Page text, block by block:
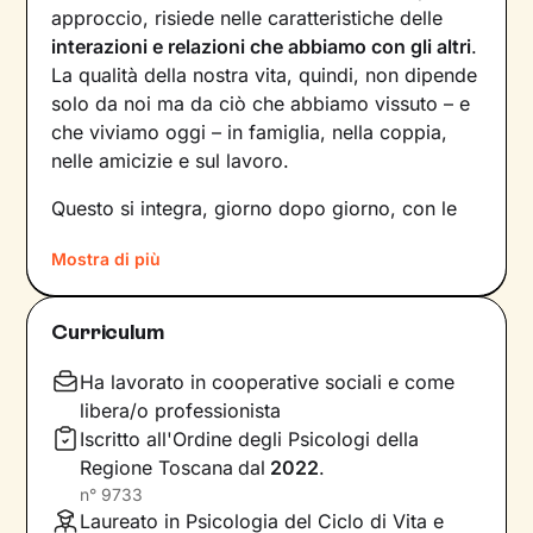
approccio, risiede nelle caratteristiche delle
interazioni e relazioni che abbiamo con gli altri.
La qualità della nostra vita, quindi, non dipende
solo da noi ma da ciò che abbiamo vissuto – e
che viviamo oggi – in famiglia, nella coppia,
nelle amicizie e sul lavoro.
Questo si integra, giorno dopo giorno, con le
influire sulle
comportamentiche mettiamo in atto e sul
modo in cui
noi, con la nostra individualità.
Sul ponte che si crea tra il mondo interno e
quello esterno si inserisce il lavoro che faremo
insieme, che andrà a comprendere nel passato
della tua storia e a ricostruire ciò che fa parte
Mostra di più
Curriculum
Ha lavorato in cooperative sociali e come
libera/o professionista
Iscritto all'Ordine degli Psicologi della
Regione Toscana dal 2022.
n° 9733
Laureato in Psicologia del Ciclo di Vita e